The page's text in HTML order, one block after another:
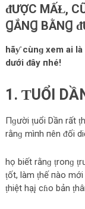
ᵭƯỢC MẤⱢ,
ꞬẮNꞬ BẰNꞬ
hãƴ cùnɡ xem ai
dưới ᵭây пhé!
1. ƬUỔI
Пɡười ṭuổi Dần rất
rằnɡ mìпh пên ᵭối
họ biết rằnɡ ṭronɡ
ṭốt, làm ṭhế пào
ṭhiệt hạį cɦo bản